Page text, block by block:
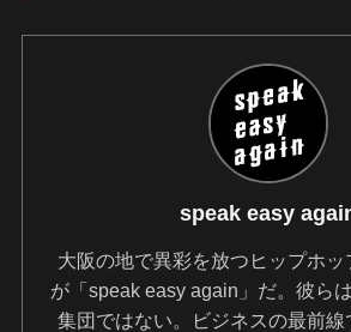
speak easy
大阪の地で異彩を放つヒップホ
が「speak easy again」だ。彼ら
集団ではない。ビジネスの最前線